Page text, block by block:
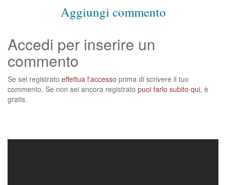
Aggiungi commento
Accedi per inserire un
commento
Se sei registrato effettua l'accesso prima di scrivere il tuo
commento. Se non sei ancora registrato puoi farlo subito qui, è
gratis.